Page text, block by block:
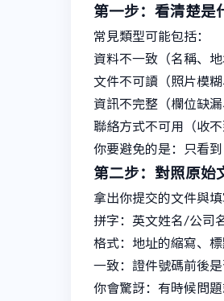
第一步：看清楚是
常見類型可能包括：
資料不一致（名稱、地
文件不可讀（照片模糊
資訊不完整（欄位缺漏
聯絡方式不可用（收不
你要避免的是：只看
第二步：對照原始
拿出你提交的文件與
拼字：英文姓名/公司
格式：地址的縮寫、標
一致：證件號碼前後
你會驚訝：有時候問